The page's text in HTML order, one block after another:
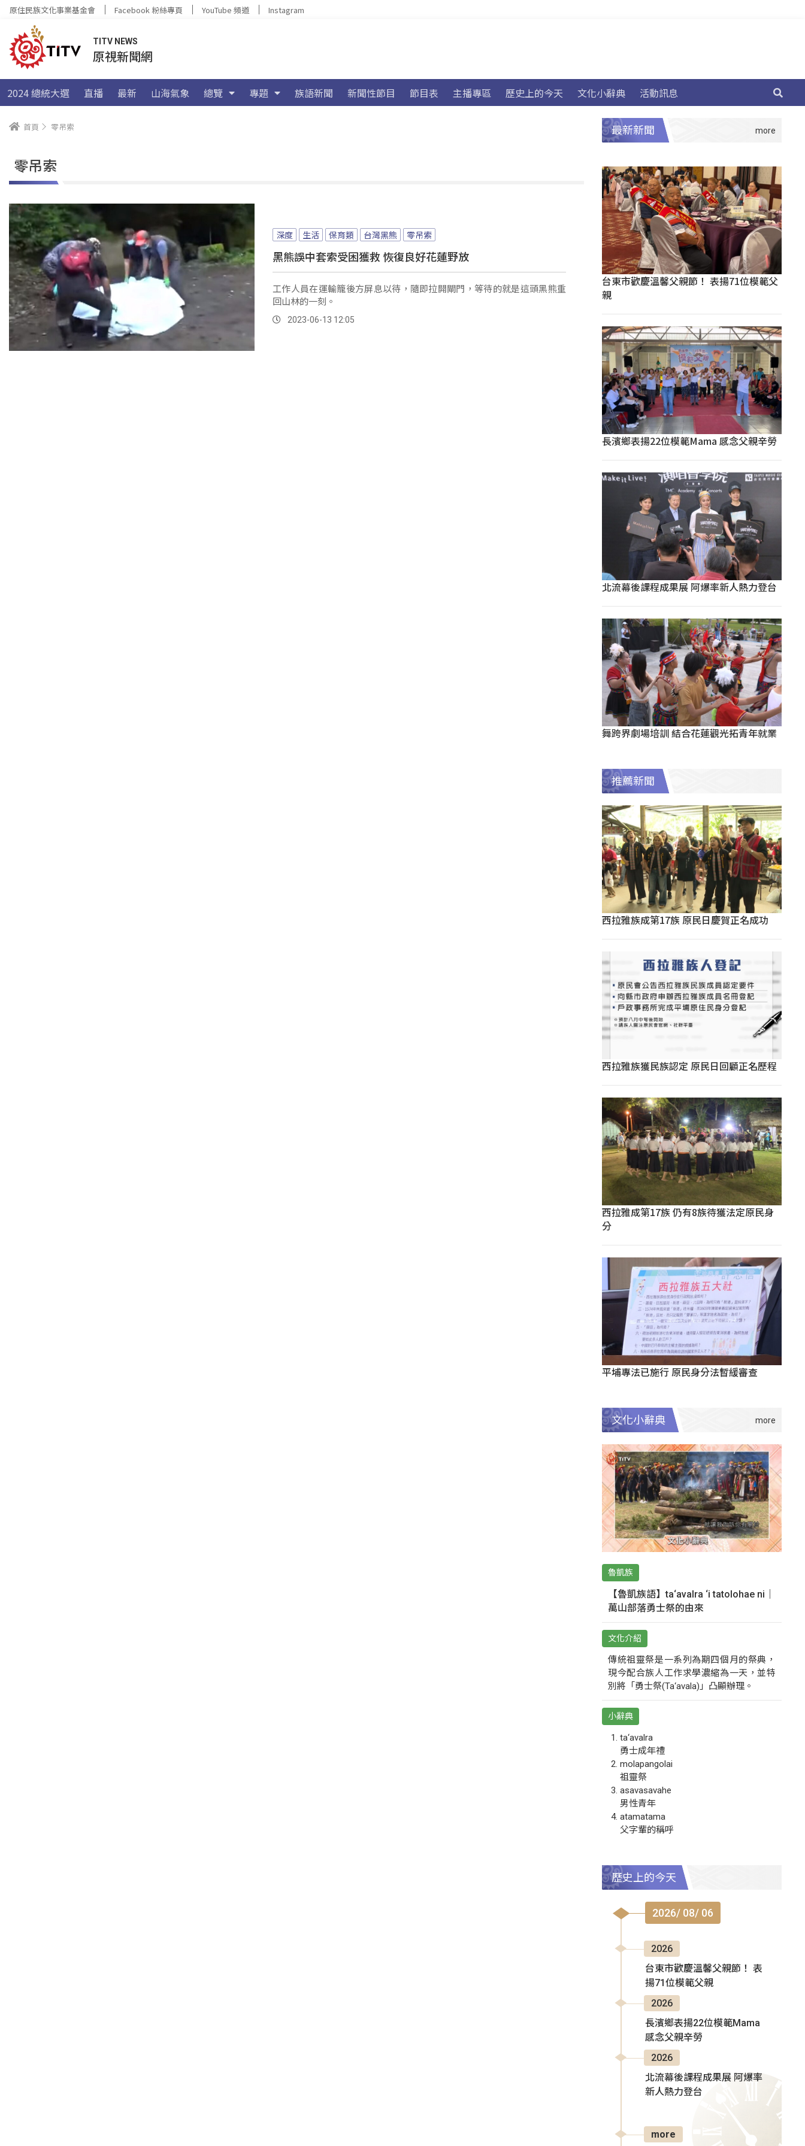
原住民族文化事業基金會 Facebook 粉絲專頁 YouTube 頻道 Instagram
TITV NEWS
原視新聞網
2024 總統大選 直播 最新 山海氣象 總覽 專題 族語新聞 新聞性節目 節目表 主播專區 歷史上的今天 文化小辭典 活動訊息
首頁 零吊索
零吊索
深度 生活 保育類 台灣黑熊 零吊索
黑熊誤中套索受困獲救 恢復良好花蓮野放
工作人員在運輸籠後方屏息以待，隨即拉開閘門，等待的就是這頭黑熊重
回山林的一刻。
2023-06-13 12:05
最新新聞
台東市歡慶溫馨父親節！ 表揚71位模範父
親
長濱鄉表揚22位模範Mama 感念父親辛勞
北流幕後課程成果展 阿爆率新人熱力登台
舞跨界劇場培訓 結合花蓮觀光拓青年就業
推薦新聞
西拉雅族成第17族 原民日慶賀正名成功
西拉雅族獲民族認定 原民日回顧正名歷程
西拉雅成第17族 仍有8族待獲法定原民身
分
平埔專法已施行 原民身分法暫緩審查
文化小辭典
魯凱族
【魯凱族語】ta‘avalra ‘i tatolohae ni｜
萬山部落勇士祭的由來
文化介紹
傳統祖靈祭是一系列為期四個月的祭典，
現今配合族人工作求學濃縮為一天，並特
別將「勇士祭(Ta‘avala)」凸顯辦理。
小辭典
ta‘avalra
勇士成年禮
molapangolai
祖靈祭
asavasavahe
男性青年
atamatama
父字輩的稱呼
歷史上的今天
2026/ 08/ 06
2026
台東市歡慶溫馨父親節！ 表
揚71位模範父親
2026
長濱鄉表揚22位模範Mama
感念父親辛勞
2026
北流幕後課程成果展 阿爆率
新人熱力登台
more